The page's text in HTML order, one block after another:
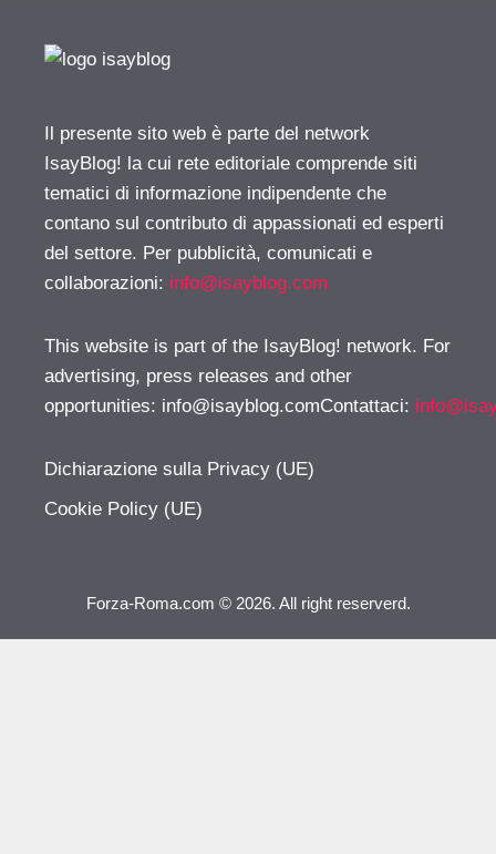
Il presente sito web è parte del network
IsayBlog! la cui rete editoriale comprende siti
tematici di informazione indipendente che
contano sul contributo di appassionati ed esperti
del settore. Per pubblicità, comunicati e
collaborazioni: info@isayblog.com
This website is part of the IsayBlog! network. For
advertising, press releases and other
opportunities: info@isayblog.comContattaci:
Dichiarazione sulla Privacy (UE)
Cookie Policy (UE)
Forza-Roma.com © 2026. All right reserverd.